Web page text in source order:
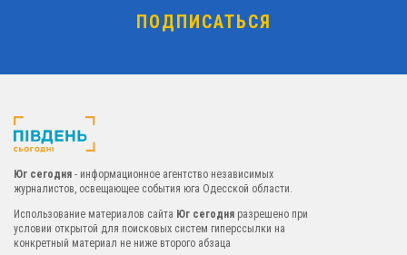
Юг сегодня - информационное агентство независимых
журналистов, освещающее события юга Одесской области.
Использование материалов сайта Юг сегодня разрешено при
условии открытой для поисковых систем гиперссылки на
конкретный материал не ниже второго абзаца